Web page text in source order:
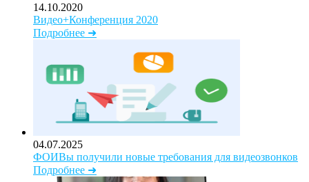
14.10.2020
Видео+Конференция 2020
Подробнее ➜
04.07.2025
ФОИВы получили новые требования для видеозвонков
Подробнее ➜